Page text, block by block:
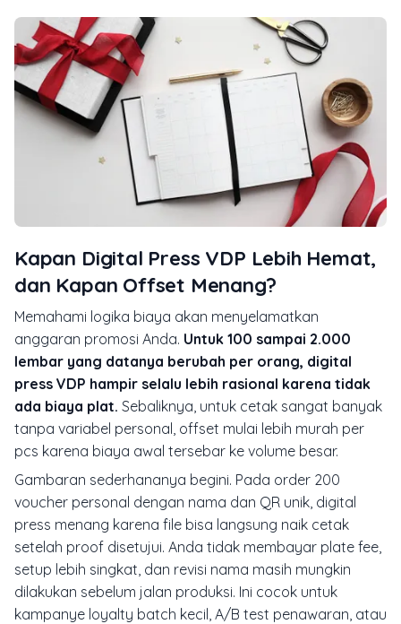
Kapan Digital Press VDP Lebih Hemat,
dan Kapan Offset Menang?
Memahami logika biaya akan menyelamatkan
anggaran promosi Anda. Untuk 100 sampai 2.000
lembar yang datanya berubah per orang, digital
press VDP hampir selalu lebih rasional karena tidak
ada biaya plat. Sebaliknya, untuk cetak sangat banyak
tanpa variabel personal, offset mulai lebih murah per
pcs karena biaya awal tersebar ke volume besar.
Gambaran sederhananya begini. Pada order 200
voucher personal dengan nama dan QR unik, digital
press menang karena file bisa langsung naik cetak
setelah proof disetujui. Anda tidak membayar plate fee,
setup lebih singkat, dan revisi nama masih mungkin
dilakukan sebelum jalan produksi. Ini cocok untuk
kampanye loyalty batch kecil, A/B test penawaran, atau